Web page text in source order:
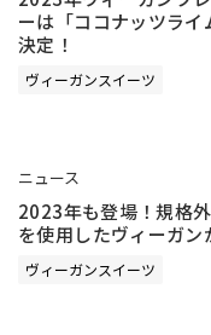
ーは「ココナッツライ
決定！
ヴィーガンスイーツ
ニュース
2023年も登場！規格
を使用したヴィーガン
ヴィーガンスイーツ